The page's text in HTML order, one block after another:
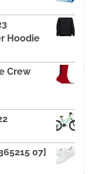
Hoodie
Crew
07]